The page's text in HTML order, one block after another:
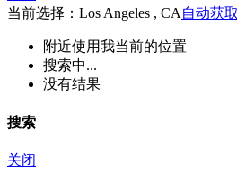
当前选择：Los Angeles , CA 自动获取
附近使用我当前的位置
搜索中...
没有结果
搜索
关闭